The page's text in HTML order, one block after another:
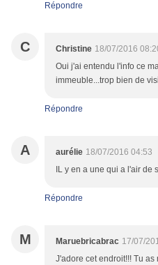
Répondre
C Christine 18/07/2016
Oui j'ai entendu l'info ce
immeuble...trop bien de
Répondre
A aurélie 18/07/2016 04:53
IL y en a une qui a l'air de
Répondre
M Maruebricabrac 17/07/
J'adore cet endroit!!! Tu